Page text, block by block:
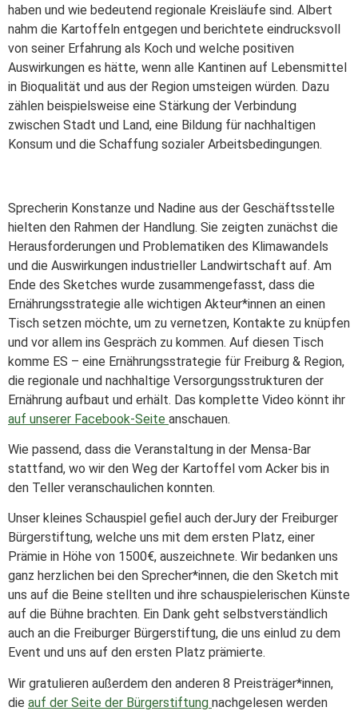
haben und wie bedeutend regionale Kreisläufe sind. Albert
nahm die Kartoffeln entgegen und berichtete eindrucksvoll
von seiner Erfahrung als Koch und welche positiven
Auswirkungen es hätte, wenn alle Kantinen auf Lebensmittel
in Bioqualität und aus der Region umsteigen würden. Dazu
zählen beispielsweise eine Stärkung der Verbindung
zwischen Stadt und Land, eine Bildung für nachhaltigen
Konsum und die Schaffung sozialer Arbeitsbedingungen.
Sprecherin Konstanze und Nadine aus der Geschäftsstelle
hielten den Rahmen der Handlung. Sie zeigten zunächst die
Herausforderungen und Problematiken des Klimawandels
und die Auswirkungen industrieller Landwirtschaft auf. Am
Ende des Sketches wurde zusammengefasst, dass die
Ernährungsstrategie alle wichtigen Akteur*innen an einen
Tisch setzen möchte, um zu vernetzen, Kontakte zu knüpfen
und vor allem ins Gespräch zu kommen. Auf diesen Tisch
komme ES – eine Ernährungsstrategie für Freiburg & Region,
die regionale und nachhaltige Versorgungsstrukturen der
Ernährung aufbaut und erhält. Das komplette Video könnt ihr
auf unserer Facebook-Seite anschauen.
Wie passend, dass die Veranstaltung in der Mensa-Bar
stattfand, wo wir den Weg der Kartoffel vom Acker bis in
den Teller veranschaulichen konnten.
Unser kleines Schauspiel gefiel auch derJury der Freiburger
Bürgerstiftung, welche uns mit dem ersten Platz, einer
Prämie in Höhe von 1500€, auszeichnete. Wir bedanken uns
ganz herzlichen bei den Sprecher*innen, die den Sketch mit
uns auf die Beine stellten und ihre schauspielerischen Künste
auf die Bühne brachten. Ein Dank geht selbstverständlich
auch an die Freiburger Bürgerstiftung, die uns einlud zu dem
Event und uns auf den ersten Platz prämierte.
Wir gratulieren außerdem den anderen 8 Preisträger*innen,
die auf der Seite der Bürgerstiftung nachgelesen werden